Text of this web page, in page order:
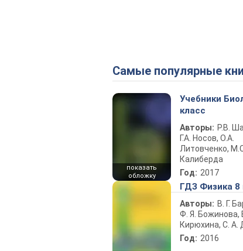
Самые популярные
показать
обложку
Учебники
класс
Авторы: Р.В.
Г.А. Носов, О.А.
Литовченко,
Калиберда
Год: 2017
ГДЗ Физика 8
Авторы: В. Г.
Ф. Я. Божинова,
Кирюхина, С. А.
Год: 2016